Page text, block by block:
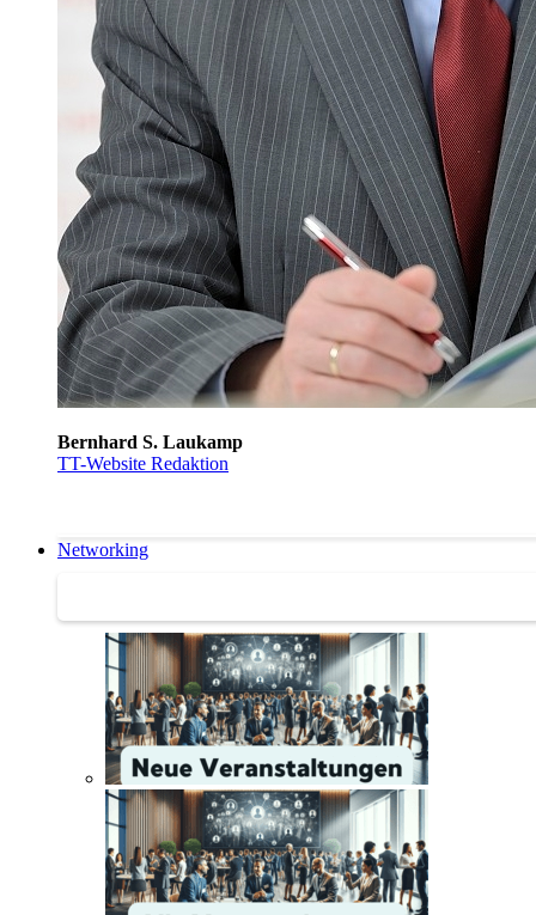
Bernhard S. Laukamp
TT-Website Redaktion
Networking